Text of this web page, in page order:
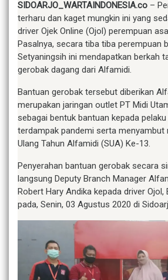
SIDOARJO_WARTAINDONESIA.co –
terharu dan kaget mungkin ini yang
driver Ojek Online (Ojol) perempuan
Pasalnya, secara tiba tiba perempuan
Setyaningsih ini mendapatkan berkah
gerobak dagang dari Alfamidi.
Bantuan gerobak tersebut diberikan
merupakan jaringan outlet PT Midi
sebagai bentuk bantuan kepada pelaku
terdampak pandemi serta
Ulang Tahun Alfamidi (SUA) Ke-13.
Penyerahan bantuan gerobak secara
langsung Deputy Branch Manager
Robert Hary Andika kepada driver Ojol,
pada, Senin, 03 Agustus 2020 di